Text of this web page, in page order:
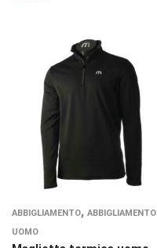
ABBIGLIAMENTO, ABBIGLIAMENTO
UOMO